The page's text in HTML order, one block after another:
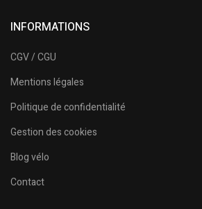
INFORMATIONS
CGV / CGU
Mentions légales
Politique de confidentialité
Gestion des cookies
Blog vélo
Contact